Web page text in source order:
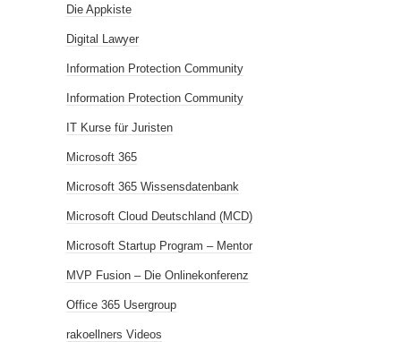
Die Appkiste
Digital Lawyer
Information Protection Community
Information Protection Community
IT Kurse für Juristen
Microsoft 365
Microsoft 365 Wissensdatenbank
Microsoft Cloud Deutschland (MCD)
Microsoft Startup Program – Mentor
MVP Fusion – Die Onlinekonferenz
Office 365 Usergroup
rakoellners Videos